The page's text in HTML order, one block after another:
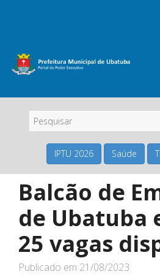
IPTU 2026 Saúde
Balcão de
de Ubatuba
25 vagas
Publicado em 21/08/2023